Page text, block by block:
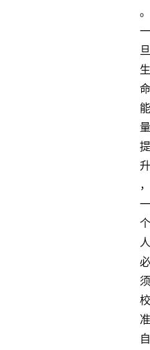
。
一
旦
生
命
能
量
提
升
，
一
个
人
必
须
校
准
自